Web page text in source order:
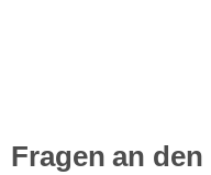
Fragen an